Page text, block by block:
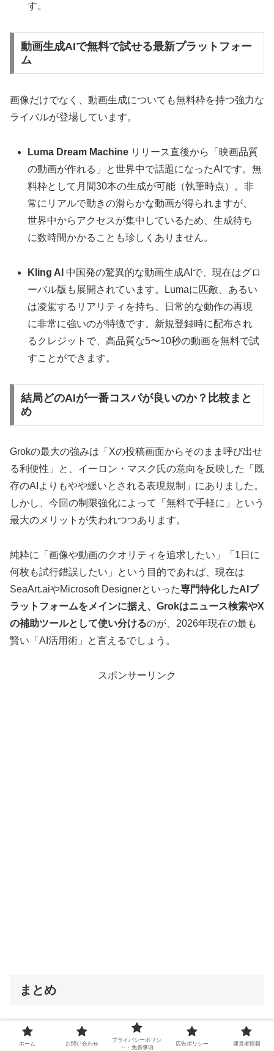
す。
動画生成AIで無料で試せる最新プラットフォー
ム
画像だけでなく、動画生成についても無料枠を持つ強力な
ライバルが登場しています。
Luma Dream Machine リリース直後から「映画品質
の動画が作れる」と世界中で話題になったAIです。無
料枠として月間30本の生成が可能（執筆時点）。非
常にリアルで動きの滑らかな動画が得られますが、
世界中からアクセスが集中しているため、生成待ち
に数時間かかることも珍しくありません。
Kling AI 中国発の驚異的な動画生成AIで、現在はグロ
ーバル版も展開されています。Lumaに匹敵、あるい
は凌駕するリアリティを持ち、日常的な動作の再現
に非常に強いのが特徴です。新規登録時に配布され
るクレジットで、高品質な5〜10秒の動画を無料で試
すことができます。
結局どのAIが一番コスパが良いのか？比較まと
め
Grokの最大の強みは「Xの投稿画面からそのまま呼び出せ
る利便性」と、イーロン・マスク氏の意向を反映した「既
存のAIよりもやや緩いとされる表現規制」にありました。
しかし、今回の制限強化によって「無料で手軽に」という
最大のメリットが失われつつあります。
純粋に「画像や動画のクオリティを追求したい」「1日に
何枚も試行錯誤したい」という目的であれば、現在は
SeaArt.aiやMicrosoft Designerといった専門特化したAIプ
ラットフォームをメインに据え、Grokはニュース検索やX
の補助ツールとして使い分けるのが、2026年現在の最も
賢い「AI活用術」と言えるでしょう。
スポンサーリンク
まとめ
現状は「無料制限の大幅強化」と捉えるのが自然
ホーム お問い合わせ
プライバシーポリシ
ー・免責事項
広告ポリシー 運営者情報